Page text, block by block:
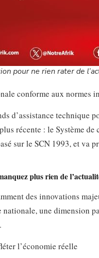
pour ne rien rater de
conforme aux normes
d’assistance technique
récente : le Système
sur le SCN 1993, et va
plus rien de
des innovations
nationale, une dimension
l’économie réelle